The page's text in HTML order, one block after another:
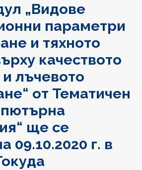
„Видове
параметри
и тяхното
качеството
лъчевото
от Тематичен
ще се
09.10.2020 г. в